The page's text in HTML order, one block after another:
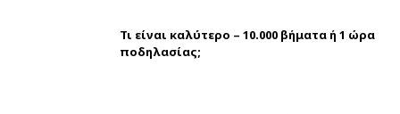
Τι είναι καλύτερο – 10.000 βήματα ή 1 ώρα
ποδηλασίας;